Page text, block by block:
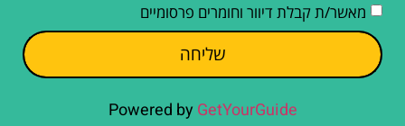
מאשר/ת קבלת דיוור וחומרים פרסומיים
שליחה
Powered by GetYourGuide